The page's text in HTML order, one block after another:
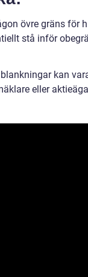
övre gräns för
stå inför
kan
eller